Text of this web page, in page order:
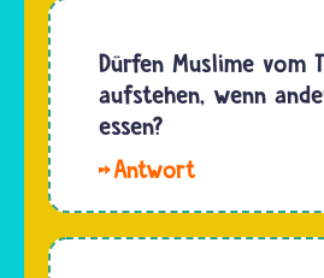
Schlachter
bekommen
aber…
habe das
Schulterfleisch
vom
geliebt.
Das gab
es
Dürfen Muslime vom
aufstehen, wenn
essen?
Islam